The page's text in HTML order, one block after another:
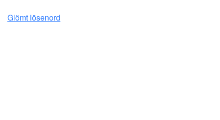
Glömt lösenord